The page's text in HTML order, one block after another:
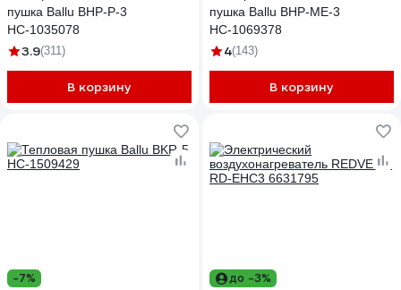
пушка Ballu BHP-P-3
НС-1035078
3.9(311)
В корзину
пушка Ballu BHP-ME-3
НС-1069378
4(143)
В корзину
-7% до -3%